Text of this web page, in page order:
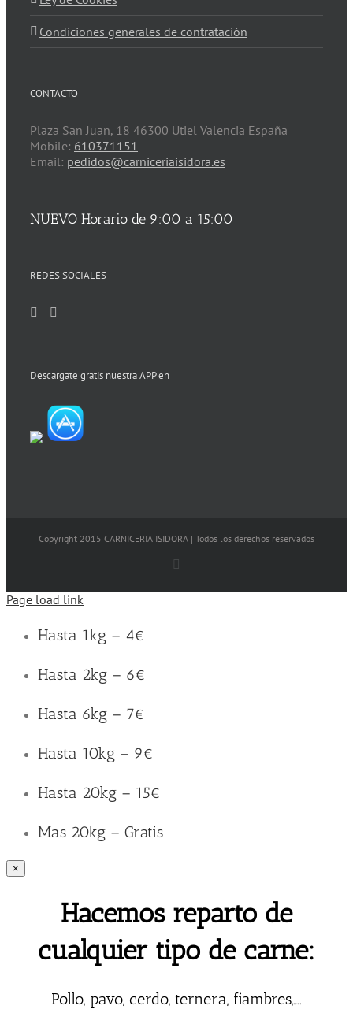
Condiciones generales de contratación
CONTACTO
Plaza San Juan, 18 46300 Utiel Valencia España
Mobile: 610371151
Email: pedidos@carniceriaisidora.es
NUEVO Horario de 9:00 a 15:00
REDES SOCIALES
Descargate gratis nuestra APP en
Copyright 2015 CARNICERIA ISIDORA | Todos los derechos reservados
Page load link
Hasta 1kg – 4€
Hasta 2kg – 6€
Hasta 6kg – 7€
Hasta 10kg – 9€
Hasta 20kg – 15€
Mas 20kg – Gratis
×
Hacemos reparto de
cualquier tipo de carne:
Pollo, pavo, cerdo, ternera, fiambres,….